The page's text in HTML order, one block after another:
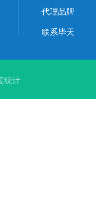
代理品牌
联系毕天
计